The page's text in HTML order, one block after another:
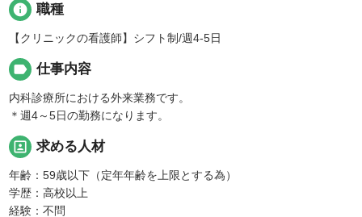
info 職種
【クリニックの看護師】シフト制/週4-5日
label 仕事内容
内科診療所における外来業務です。
＊週4～5日の勤務になります。
portrait 求める人材
年齢：59歳以下（定年年齢を上限とする為）
学歴：高校以上
経験：不問